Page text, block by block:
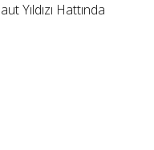
Yıldızı Hattında